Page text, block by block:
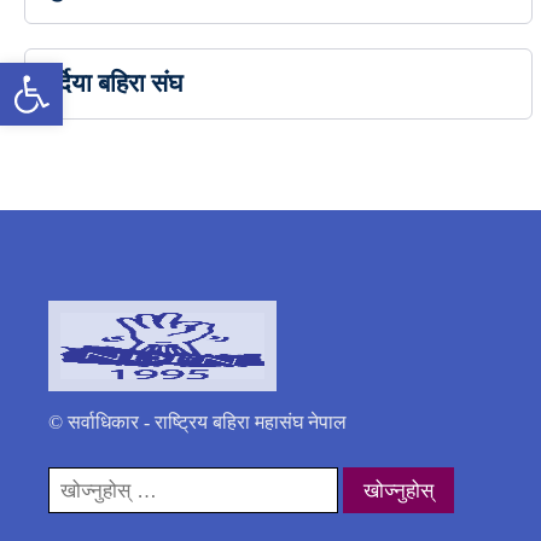
बर्दिया बहिरा संघ
© सर्वाधिकार - राष्ट्रिय बहिरा महासंघ नेपाल
यसको
लागी
उपकरणपट्टी खोल्नुहोस्